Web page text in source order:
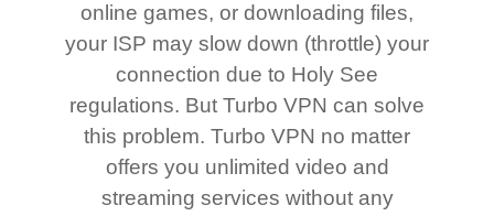
online games, or downloading files,
your ISP may slow down (throttle) your
connection due to Holy See
regulations. But Turbo VPN can solve
this problem. Turbo VPN no matter
offers you unlimited video and
streaming services without any